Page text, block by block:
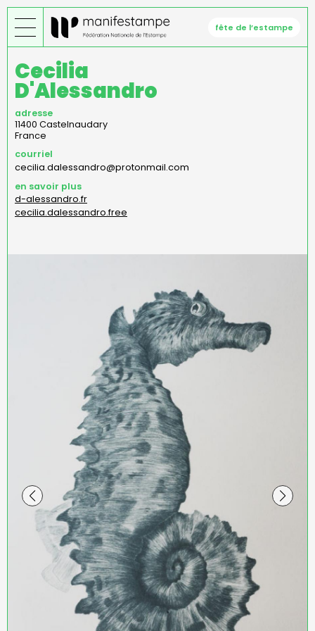
Aller
au
contenu
fête de l’estampe
Cecilia
D'Alessandro
adresse
11400 Castelnaudary
France
courriel
cecilia.dalessandro@protonmail.com
en savoir plus
d-alessandro.fr
cecilia.dalessandro.free